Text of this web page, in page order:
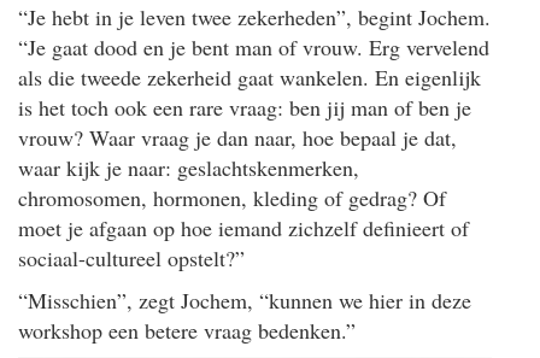
“Je hebt in je leven twee zekerheden”, begint Jochem.
“Je gaat dood en je bent man of vrouw. Erg vervelend
als die tweede zekerheid gaat wankelen. En eigenlijk
is het toch ook een rare vraag: ben jij man of ben je
vrouw? Waar vraag je dan naar, hoe bepaal je dat,
waar kijk je naar: geslachtskenmerken,
chromosomen, hormonen, kleding of gedrag? Of
moet je afgaan op hoe iemand zichzelf definieert of
sociaal-cultureel opstelt?”
“Misschien”, zegt Jochem, “kunnen we hier in deze
workshop een betere vraag bedenken.”